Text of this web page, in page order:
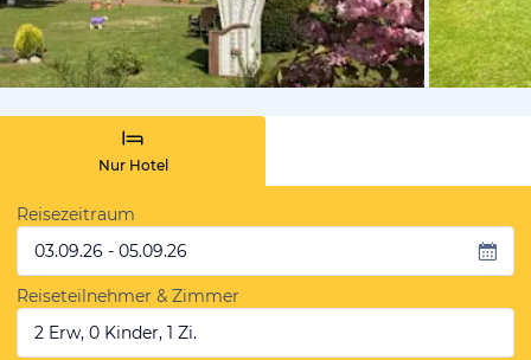
von
Nur Hotel
Reisezeitraum
03.09.26 - 05.09.26
Reiseteilnehmer & Zimmer
2 Erw, 0 Kinder, 1 Zi.